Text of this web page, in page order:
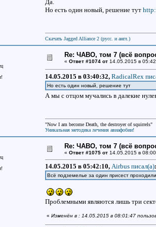
Да.
Но есть один новый, решение тут
Скачать Jagged Alliance 2 (русс. и англ.)
Re: ЧАВО, том 7 (всё
« Ответ #1074 от14.05.2015 в
14.05.2015 в 03:40:32, RadicalRex
Но есть один новый, решение тут
А мы с отцом мучались в далекие
"Now I am become Death, the destroyer of squirrels"
Уникальная методика лечения авиафобии!
Re: ЧАВО, том 7 (всё
« Ответ #1075 от14.05.2015 в
14.05.2015 в 05:42:10, Airbus писал(a):
Всё подземелье за один присест проходили
Проблемными являются лишь три
« Изменён в : 14.05.2015 в 08:01:47